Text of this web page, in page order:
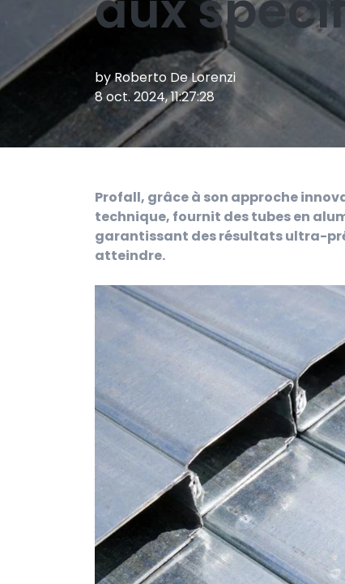
byRoberto De Lorenzi
8 oct. 2024, 11:27:28
Profall, grâce à son approche
technique, fournit des tubes en
garantissant des résultats ultra-
atteindre.